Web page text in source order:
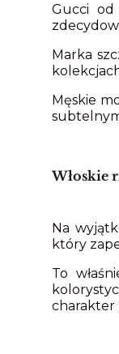
Gucci od
Marka
Męskie
Włoskie
Na
który
To
charakter